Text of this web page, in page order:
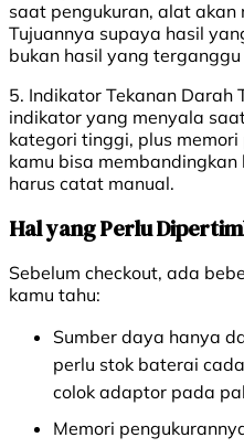
saat pengukuran, alat akan
Tujuannya supaya hasil
bukan hasil yang
5. Indikator Tekanan Darah
indikator yang menyala
kategori tinggi, plus
kamu bisa
harus catat manual.
Hal yang Perlu
Sebelum checkout, ada
kamu tahu:
Sumber daya hanya
perlu stok baterai
colok adaptor pada
Memori